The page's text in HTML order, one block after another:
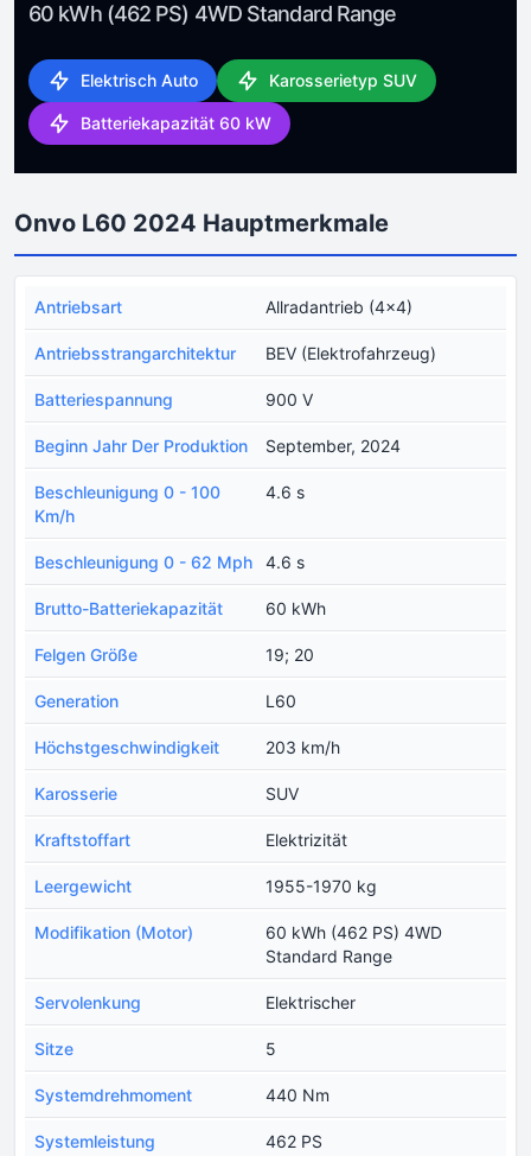
60 kWh (462 PS) 4WD Standard Range
Elektrisch Auto Karosserietyp SUV
Batteriekapazität 60 kW
Onvo L60 2024 Hauptmerkmale
Antriebsart Allradantrieb (4x4)
Antriebsstrangarchitektur BEV (Elektrofahrzeug)
Batteriespannung 900 V
Beginn Jahr Der Produktion September, 2024
Beschleunigung 0 - 100
Km/h
4.6 s
Beschleunigung 0 - 62 Mph 4.6 s
Brutto-Batteriekapazität 60 kWh
Felgen Größe 19; 20
Generation L60
Höchstgeschwindigkeit 203 km/h
Karosserie SUV
Kraftstoffart Elektrizität
Leergewicht 1955-1970 kg
Modifikation (Motor)
60 kWh (462 PS) 4WD
Standard Range
Servolenkung Elektrischer
Sitze 5
Systemdrehmoment 440 Nm
Systemleistung 462 PS